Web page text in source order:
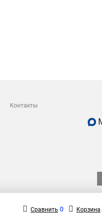
Контакты
Сравнить 0 Корзина